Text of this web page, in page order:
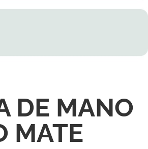
DE MANO
MATE